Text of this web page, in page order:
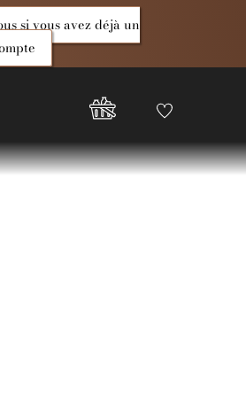
si vous avez déjà un
Compte
Good
Epices
Favoris